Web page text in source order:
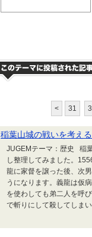
< 31
稲葉山城の戦いを考え
JUGEMテーマ：歴史 稲
し整理してみました。
龍に家督を譲った後、次
うになります。義龍は仮
を使わしても弟二人を呼
で斬りにして殺してしま